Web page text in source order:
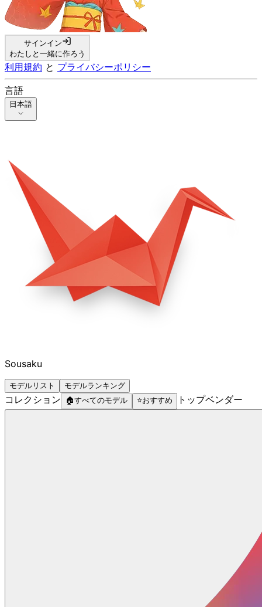
サインイン
わたしと一緒に作ろう
利用規約 と プライバシーポリシー
言語
日本語
Sousaku
モデルリスト モデルランキング
コレクション 🏠すべてのモデル ⭐おすすめ トップベンダー